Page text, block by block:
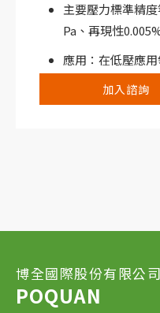
主要壓力標準精度
Pa、再現性
應用：在低壓應
作，可以得到最
大學、無塵室、壓
HUBER首款全新
優點：直接顯示
能輕鬆的實現自動
加入諮詢
博全國際股份有限公司
POQUAN